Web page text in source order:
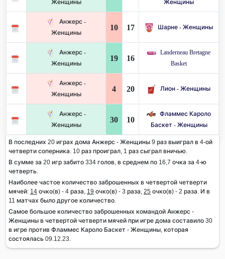
Женщины
Женщины
Анжерс -
Женщины
10 17 Шарне - Женщины
Анжерс -
Женщины
19 16
Landerneau Bretagne
Basket
Анжерс -
Женщины
4 20 Лион - Женщины
Анжерс -
Женщины
30 10
Фламмес Кароло
Баскет - Женщины
В последних 20 играх дома Анжерс - Женщины 9 раз выиграл в 4-ой
четверти соперника. 10 раз проиграл, 1 раз сыграл вничью.
В сумме за 20 игр забито 334 голов, в среднем по 16,7 очка за 4-ю
четверть.
Наиболее частое количество заброшенных в четвертой четверти
мячей: 14 очко(в) - 4 раза, 19 очко(в) - 3 раза, 25 очко(в) - 2 раза. И в
11 матчах было другое количество.
Самое большое количество заброшенных командой Анжерс -
Женщины в четвертой четверти мячей при игре дома составило 30
в игре против Фламмес Кароло Баскет - Женщины, которая
состоялась 09.12.23.